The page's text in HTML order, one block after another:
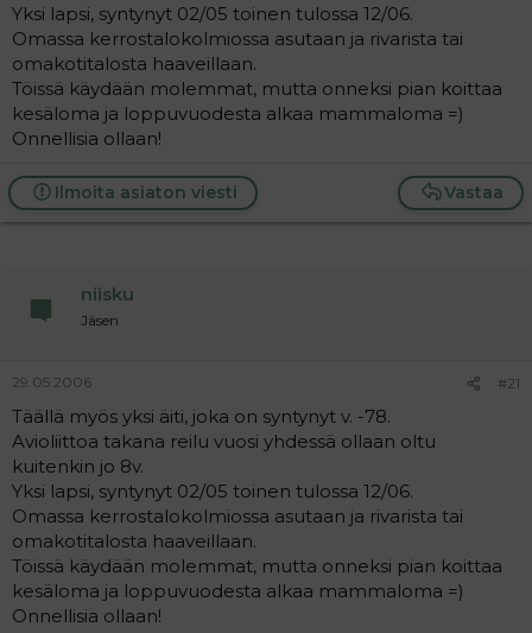
Yksi lapsi, syntynyt 02/05 toinen tulossa 12/06.
Omassa kerrostalokolmiossa asutaan ja rivarista tai
omakotitalosta haaveillaan.
Töissä käydään molemmat, mutta onneksi pian koittaa
kesäloma ja loppuvuodesta alkaa mammaloma =)
Onnellisia ollaan!
Vastaa
Ilmoita asiaton viesti
niisku
Jäsen
29.05.2006 #21
Täällä myös yksi äiti, joka on syntynyt v. -78.
Avioliittoa takana reilu vuosi yhdessä ollaan oltu
kuitenkin jo 8v.
Yksi lapsi, syntynyt 02/05 toinen tulossa 12/06.
Omassa kerrostalokolmiossa asutaan ja rivarista tai
omakotitalosta haaveillaan.
Töissä käydään molemmat, mutta onneksi pian koittaa
kesäloma ja loppuvuodesta alkaa mammaloma =)
Onnellisia ollaan!